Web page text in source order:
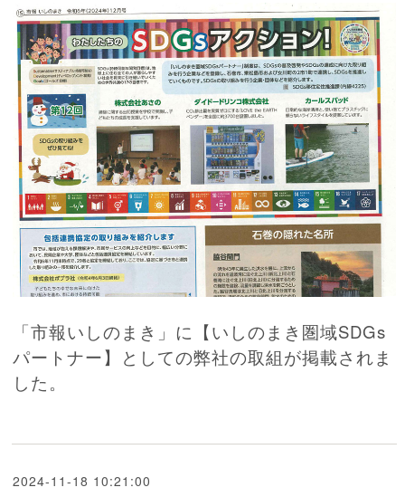
「市報いしのまき」に【いしのまき圏域SDGs
パートナー】としての弊社の取組が掲載されま
した。
2024-11-18 10:21:00